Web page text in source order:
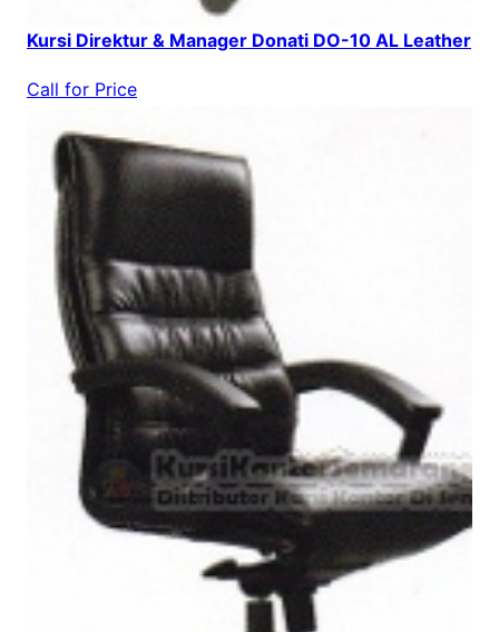
Kursi Direktur & Manager Donati DO-10 AL Leather
Call for Price